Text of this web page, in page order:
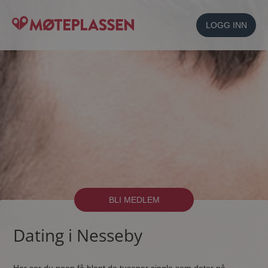
LOGG INN
BLI MEDLEM
Dating i Nesseby